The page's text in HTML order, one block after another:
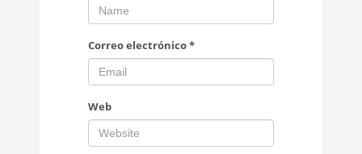
Correo electrónico*
Web